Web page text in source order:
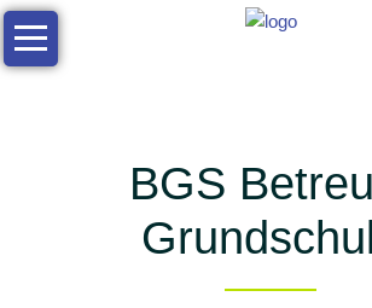
Navigation
überspringen
Die
Schule
BGS